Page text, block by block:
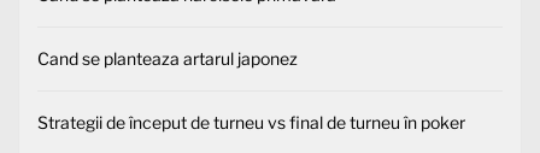
Cand se planteaza artarul japonez
Strategii de început de turneu vs final de turneu în poker